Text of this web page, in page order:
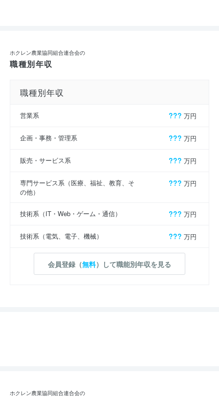
ホクレン農業協同組合連合会の
職種別年収
職種別年収
営業系 ??? 万円
企画・事務・管理系 ??? 万円
販売・サービス系 ??? 万円
専門サービス系（医療、福祉、教育、そ
の他）
??? 万円
技術系（IT・Web・ゲーム・通信） ??? 万円
技術系（電気、電子、機械） ??? 万円
会員登録（無料）して職能別年収を見る
ホクレン農業協同組合連合会の